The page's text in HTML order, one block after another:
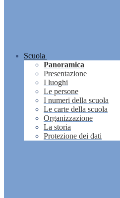
Scuola
Panoramica
Presentazione
I luoghi
Le persone
I numeri della scuola
Le carte della scuola
Organizzazione
La storia
Protezione dei dati